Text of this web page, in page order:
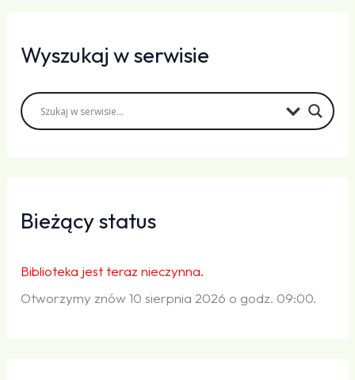
Wyszukaj w serwisie
Bieżący status
Biblioteka jest teraz nieczynna.
Otworzymy znów 10 sierpnia 2026 o godz. 09:00.